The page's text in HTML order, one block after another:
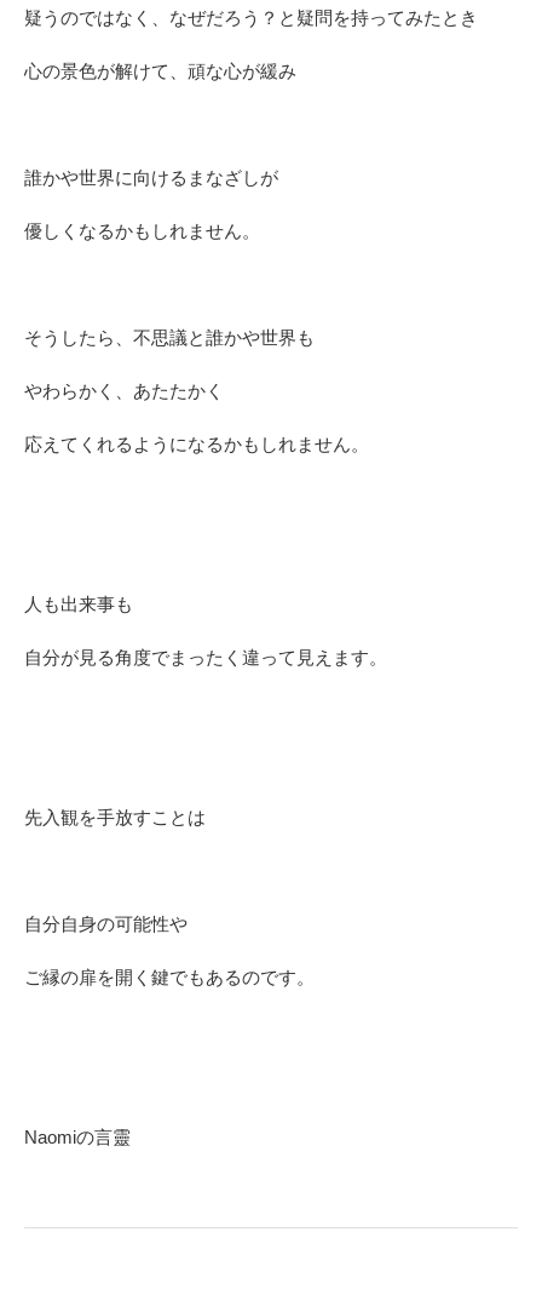
疑うのではなく、なぜだろう？と疑問を持ってみたとき
心の景色が解けて、頑な心が緩み
誰かや世界に向けるまなざしが
優しくなるかもしれません。
そうしたら、不思議と誰かや世界も
やわらかく、あたたかく
応えてくれるようになるかもしれません。
人も出来事も
自分が見る角度でまったく違って見えます。
先入観を手放すことは
自分自身の可能性や
ご縁の扉を開く鍵でもあるのです。
Naomiの言靈